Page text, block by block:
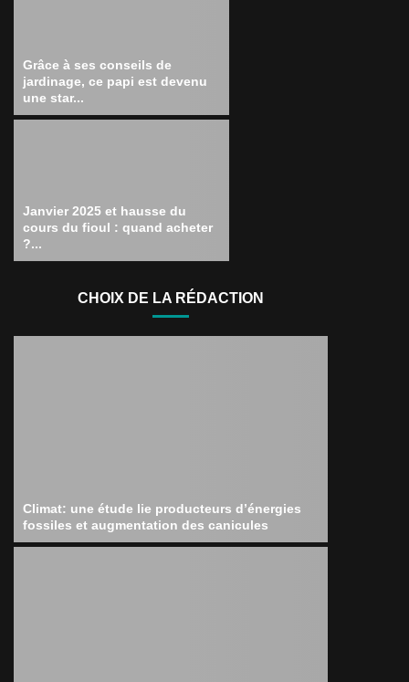
Grâce à ses conseils de
jardinage, ce papi est devenu
une star...
Janvier 2025 et hausse du
cours du fioul : quand acheter
?...
CHOIX DE LA RÉDACTION
Climat: une étude lie producteurs d’énergies
fossiles et augmentation des canicules